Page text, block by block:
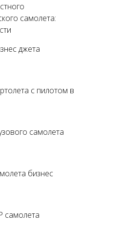
самолета:
джета
с пилотом в
самолета
бизнес
самолета